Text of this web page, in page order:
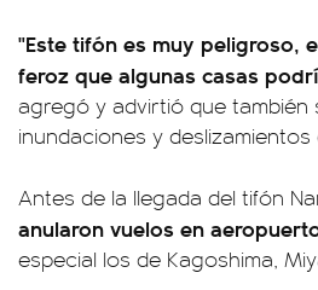
"Este tifón es muy peligroso,
feroz que algunas casas
agregó y advirtió que
inundaciones y deslizamientos
Antes de la llegada del tifón
anularon vuelos en
especial los de Kagoshima,